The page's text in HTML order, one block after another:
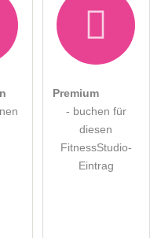
Premium
- buchen für
diesen
FitnessStudio-
Eintrag